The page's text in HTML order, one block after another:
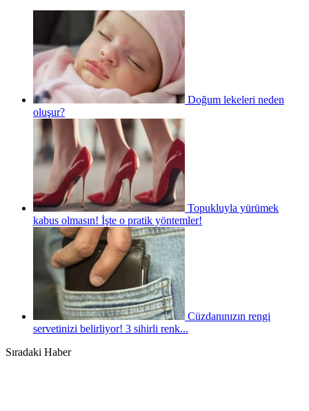
Doğum lekeleri neden
oluşur?
Topukluyla yürümek
kabus olmasın! İşte o pratik yöntemler!
Cüzdanınızın rengi
servetinizi belirliyor! 3 sihirli renk...
Sıradaki Haber